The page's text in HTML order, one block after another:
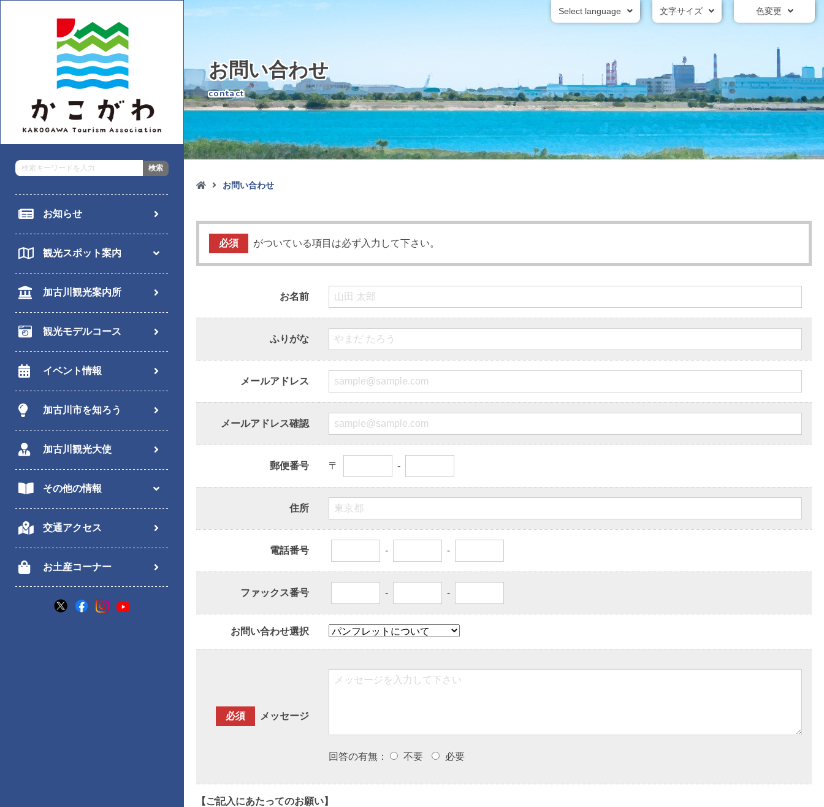
Select language 文字サイズ 色変更
お問い合わせ
contact
お知らせ
観光スポット案内
加古川観光案内所
観光モデルコース
イベント情報
加古川市を知ろう
加古川観光大使
その他の情報
交通アクセス
お土産コーナー
 お問い合わせ
必須 がついている項目は必ず入力して下さい。
お名前
ふりがな
メールアドレス
メールアドレス確認
郵便番号 〒 -
住所
電話番号 - -
ファックス番号 - -
お問い合わせ選択
必須 メッセージ
回答の有無： 不要 必要
【ご記入にあたってのお願い】